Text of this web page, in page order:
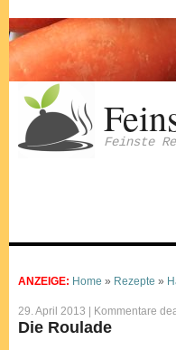
Feinste
ANZEIGE: Home » Rezepte »
29. April 2013 | Kommentare
Die Roulade